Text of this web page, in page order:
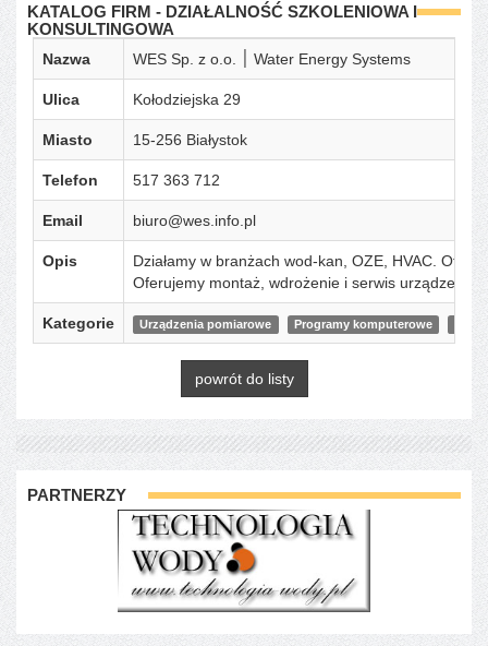
KATALOG FIRM - DZIAŁALNOŚĆ SZKOLENIOWA I
KONSULTINGOWA
Nazwa WES Sp. z o.o. ׀ Water Energy Systems
Ulica Kołodziejska 29
Miasto 15-256 Białystok
Telefon 517 363 712
Email biuro@wes.info.pl
Opis
Działamy w branżach wod-kan, OZE, HVAC.
Oferujemy montaż, wdrożenie i serwis urządzeń.
Kategorie Urządzenia pomiarowe Programy komputerowe
powrót do listy
PARTNERZY